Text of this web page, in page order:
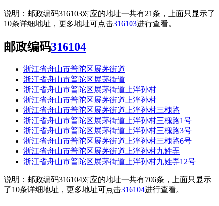
说明：邮政编码316103对应的地址一共有21条，上面只显示了
10条详细地址，更多地址可点击316103进行查看。
邮政编码316104
浙江省舟山市普陀区展茅街道
浙江省舟山市普陀区展茅街道
浙江省舟山市普陀区展茅街道上泮孙村
浙江省舟山市普陀区展茅街道上泮孙村
浙江省舟山市普陀区展茅街道上泮孙村三槐路
浙江省舟山市普陀区展茅街道上泮孙村三槐路1号
浙江省舟山市普陀区展茅街道上泮孙村三槐路3号
浙江省舟山市普陀区展茅街道上泮孙村三槐路6号
浙江省舟山市普陀区展茅街道上泮孙村九姓弄
浙江省舟山市普陀区展茅街道上泮孙村九姓弄12号
说明：邮政编码316104对应的地址一共有706条，上面只显示
了10条详细地址，更多地址可点击316104进行查看。